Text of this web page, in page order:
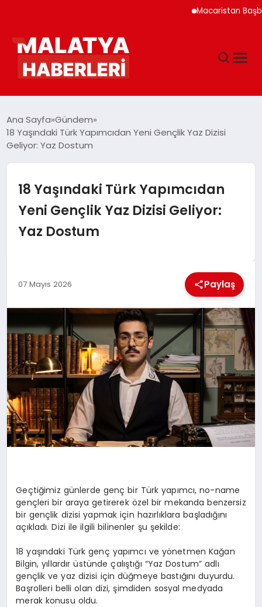
Macaristan
GÜNDEM
DÜNYA
EĞITIM
MAGAZIN
SIYASET
SPOR
TEKNOLOJI
Ana Sayfa Gündem
18 Yaşındaki Türk Yapımcıdan Yeni Gençlik Yaz Dizisi
Geliyor: Yaz Dostum
18 Yaşındaki Türk Yapımcıdan
Yeni Gençlik Yaz Dizisi Geliyor:
Yaz Dostum
07 Mayıs 2026 Paylaş
Geçtiğimiz günlerde genç bir Türk yapımcı,no-name
gençleri bir araya getirerek özel birmekanda benzersiz
bir gençlik dizisi yapmak için hazırlıklara başladığını
açıkladı. Dizi ile ilgili bilinenler şu şekilde:
18 yaşındaki Türk genç yapımcı ve yönetmen Kağan
Bilgin, yıllardır üstünde çalıştığı “Yaz Dostum” adlı
gençlik ve yaz dizisi için düğmeye bastığını duyurdu.
Başrolleri belli olan dizi, şimdiden sosyal medyada
merak konusu oldu.